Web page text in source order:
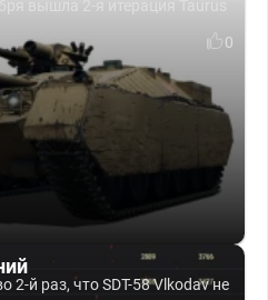
0
й раз, что SDT-58 Vlkodav не